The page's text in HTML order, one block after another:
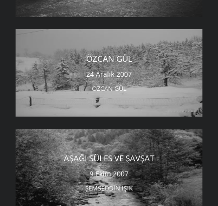
ÖZCAN GÜL
24 Aralık 2007
ÖZCAN GÜL
AŞAĞI SÜLES VE ŞAVŞAT
9 Ekim 2007
ŞEMSEDDIN IŞIK